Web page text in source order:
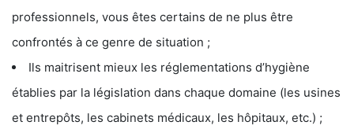
professionnels, vous êtes certains de ne plus être
confrontés à ce genre de situation ;
Ils maitrisent mieux les réglementations d’hygiène
établies par la législation dans chaque domaine (les usines
et entrepôts, les cabinets médicaux, les hôpitaux, etc.) ;